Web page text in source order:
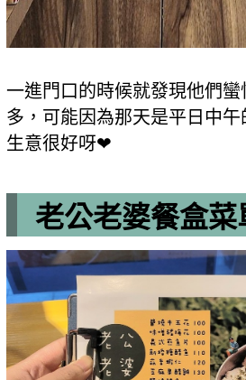
一進門口的時候就發現他們
多，可能因為那天是平日中
生意很好呀❤
老公老婆餐盒菜